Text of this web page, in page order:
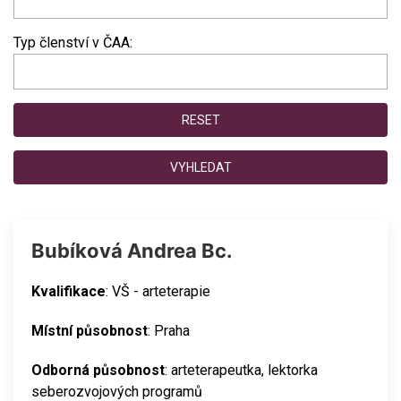
Typ členství v ČAA:
RESET
VYHLEDAT
Bubíková Andrea Bc.
Kvalifikace: VŠ - arteterapie
Místní působnost: Praha
Odborná působnost: arteterapeutka, lektorka
seberozvojových programů